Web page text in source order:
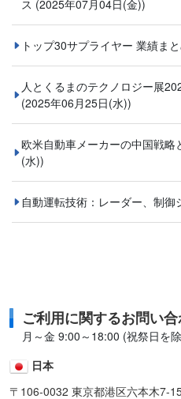
ス (2025年07月04日(金))
トップ30サプライヤー 業績ま
人とくるまのテクノロジー展
(2025年06月25日(水))
欧米自動車メーカーの中国戦略
(水))
自動運転技術：レーダー、制御
ご利用に関するお問い
月～金 9:00～18:00 (祝祭日を
日本
〒106-0032 東京都港区六本木7-